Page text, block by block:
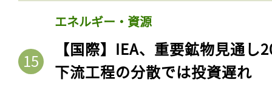
エネルギー・資源
【国際】IEA、重要鉱物見通
下流工程の分散では投資遅れ